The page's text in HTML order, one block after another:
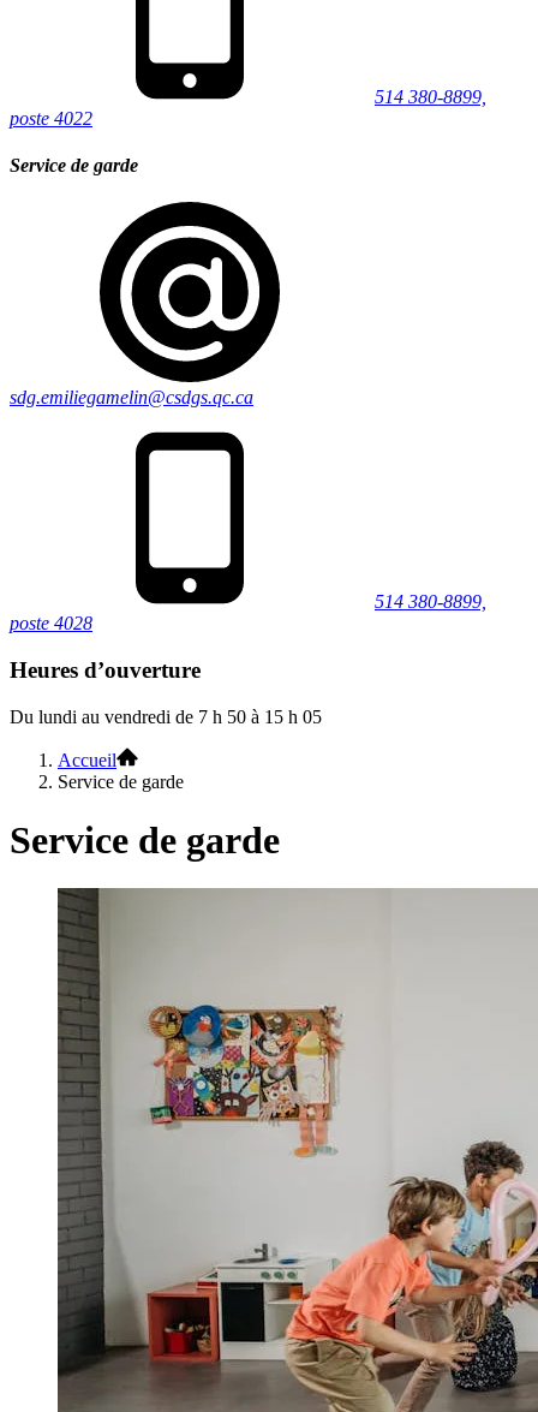
514 380-8899,
poste 4022
Service de garde
sdg.emiliegamelin@csdgs.qc.ca
514 380-8899,
poste 4028
Heures d’ouverture
Du lundi au vendredi de 7 h 50 à 15 h 05
Accueil
Service de garde
Service de garde